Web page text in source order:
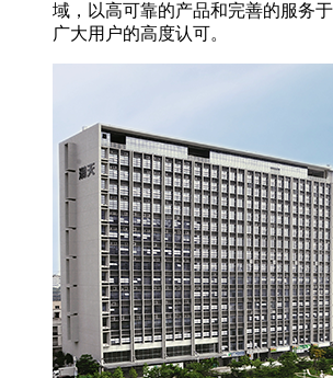
域，以高可靠的产品和完善的服务
广大用户的高度认可。